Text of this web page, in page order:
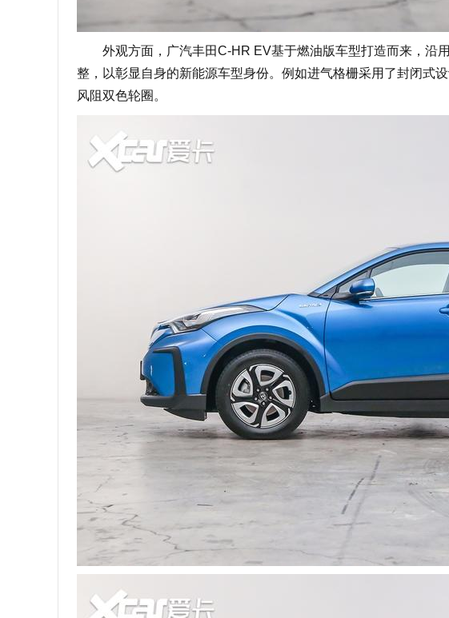
外观方面，广汽丰田C-HR EV基于燃油版车型打造而来，沿用
整，以彰显自身的新能源车型身份。例如进气格栅采用了封闭式
风阻双色轮圈。